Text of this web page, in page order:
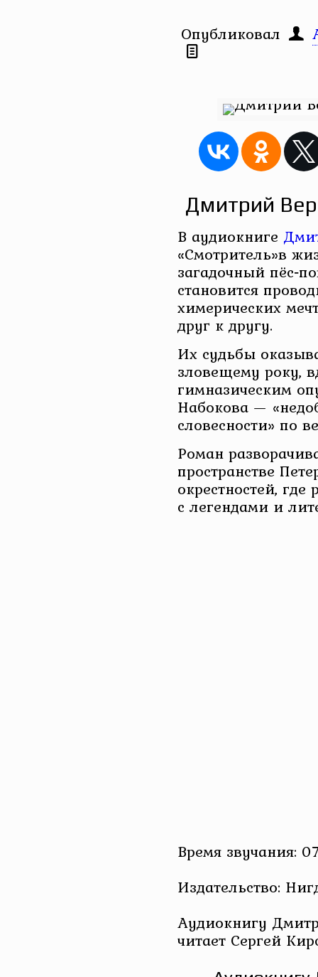
Опубликовал
Дмитрий
В аудиокниге
«Смотритель»в
загадочный
становится
химерических
друг к другу.
Их судьбы
зловещему року,
гимназическим
Набокова —
словесности» по
Роман
пространстве
окрестностей, где
с легендами и
Время звучания:
Издательство:
Аудиокнигу
читает Сергей